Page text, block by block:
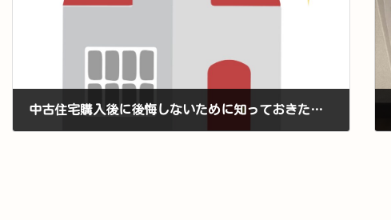
中古住宅購入後に後悔しないために知っておきたい3つのハウスクリーニングのポイント